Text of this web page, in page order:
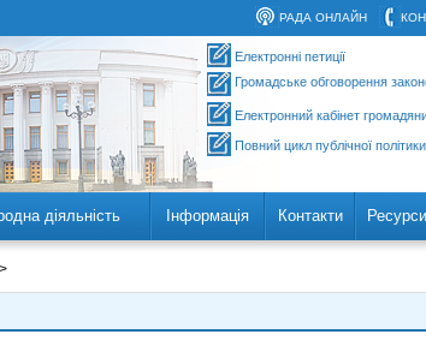
РАДА ОНЛАЙН
Електронні петиції
Громадське обговорення
Електронний кабінет
Повний цикл публічної політики
діяльність Інформація Контакти Ресурси